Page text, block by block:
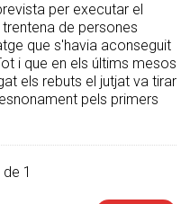
per executar el
de persones
que s'havia aconseguit
i que en els últims mesos
els rebuts el jutjat va tirar
pels primers
1